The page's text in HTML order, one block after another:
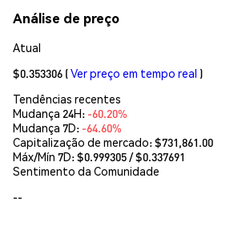
Análise de preço
Atual
$0.353306 (Ver preço em tempo real )
Tendências recentes
Mudança 24H: -60.20%
Mudança 7D: -64.60%
Capitalização de mercado:$731,861.00
Máx/Mín 7D: $0.999305/ $0.337691
Sentimento da Comunidade
--